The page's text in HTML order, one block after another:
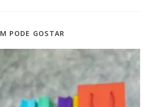
PODE GOSTAR